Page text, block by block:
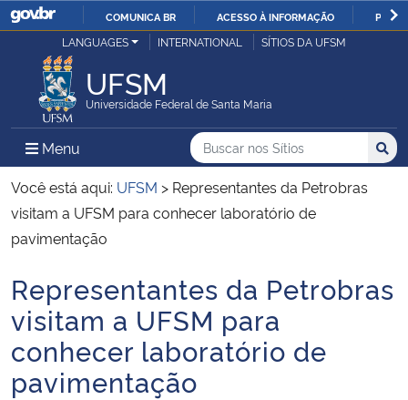
IR
COMUNICA BR ACESSO À INFORMAÇÃO
Ministério da Justiça e Segurança Pública
Ministério da Defesa
Ministério das Relações Exteriores
Ministério da Economia
Ministério da Infraestrutura
Ministério da Agricultura, Pecuária e Abastecimento
Ministério da Educação
LANGUAGES INTERNATIONAL SÍTIOS DA UFSM
UFSM
Universidade Federal de Santa Maria
Menu Menu Principal do Sítio
Busca
Buscar no nos Sítios
Busca:
Você está aqui: UFSM > Representantes da Petrobras
visitam a UFSM para conhecer laboratório de
pavimentação
Início do conteúdo
Representantes da Petrobras
visitam a UFSM para
conhecer laboratório de
pavimentação